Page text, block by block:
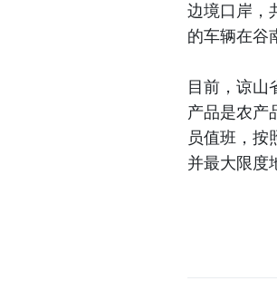
边境口岸，
的车辆在谷
目前，谅山
产品是农产
员值班，按
并最大限度